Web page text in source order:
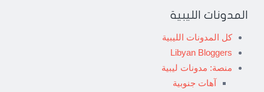
المدونات الليبية
كل المدونات الليبية
Libyan Bloggers
منصة: مدونات ليبية
آهات جنوبية